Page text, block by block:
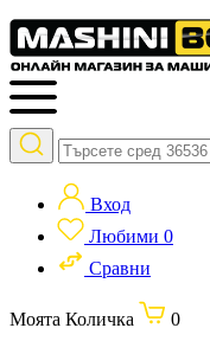
Вход
Любими 0
Сравни
Моята Количка
0